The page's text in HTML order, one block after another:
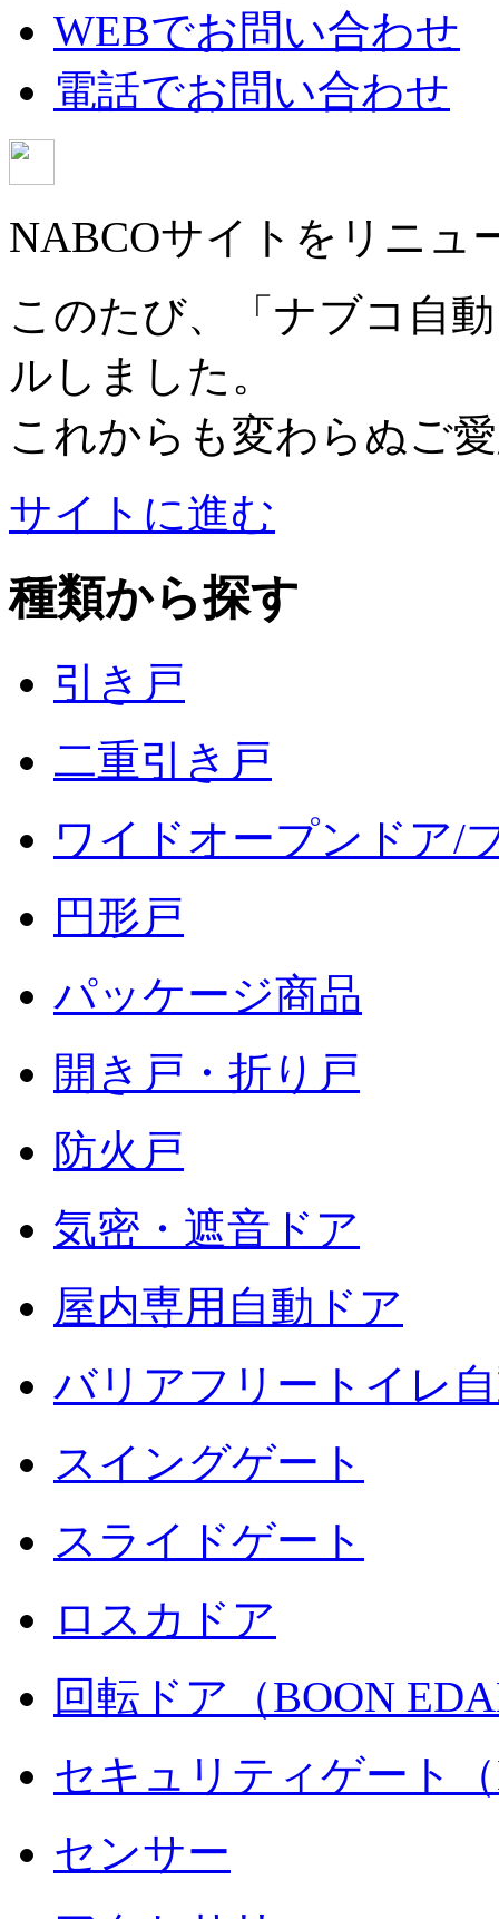
WEBでお問い合わせ
電話でお問い合わせ
NABCOサイトをリニュ
このたび、「ナブコ自
ルしました。
これからも変わらぬご
サイトに進む
種類から探す
引き戸
二重引き戸
ワイドオープンドア/
円形戸
パッケージ商品
開き戸・折り戸
防火戸
気密・遮音ドア
屋内専用自動ドア
バリアフリートイレ
スイングゲート
スライドゲート
ロスカドア
回転ドア（BOON
セキュリティゲート
センサー